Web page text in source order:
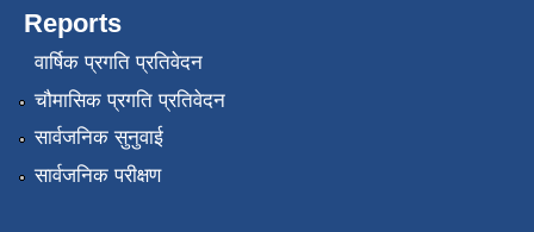
Reports
वार्षिक प्रगति प्रतिवेदन
चौमासिक प्रगति प्रतिवेदन
सार्वजनिक सुनुवाई
सार्वजनिक परीक्षण